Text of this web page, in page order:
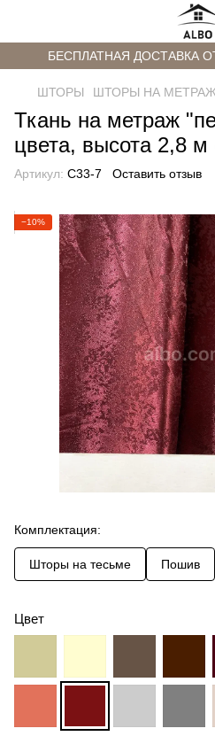
БЕСПЛАТНАЯ ДОСТАВКА
ШТОРЫ ШТОРЫ НА МЕТРАЖ
Ткань на метраж
цвета, высота 2,8
Артикул: C33-7 Оставить отзыв
−10%
Комплектация:
Шторы на тесьме Пошив
Цвет